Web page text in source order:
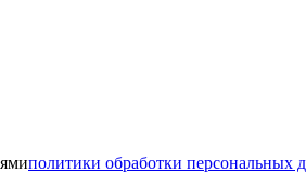
политики обработки персональных